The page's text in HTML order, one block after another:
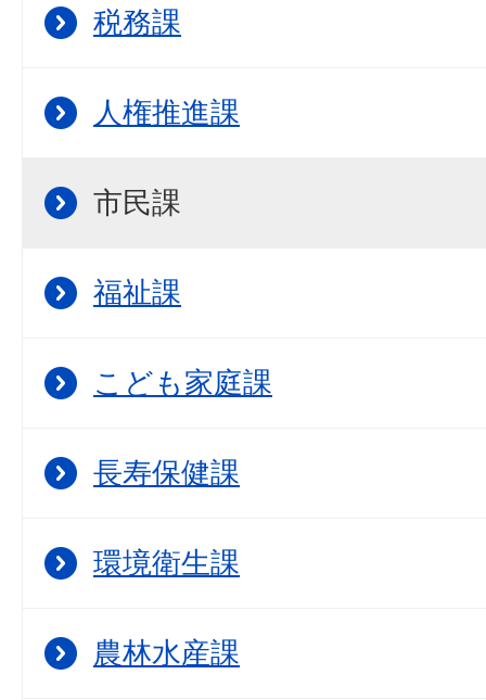
税務課
人権推進課
市民課
福祉課
こども家庭課
長寿保健課
環境衛生課
農林水産課